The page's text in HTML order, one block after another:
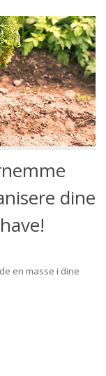
dine
en masse i dine